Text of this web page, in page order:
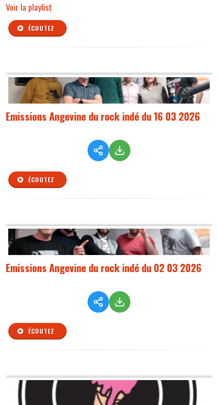
Voir la playlist
ÉCOUTEZ
Emissions Angevine du rock indé du 16 03 2026
ÉCOUTEZ
Emissions Angevine du rock indé du 02 03 2026
ÉCOUTEZ